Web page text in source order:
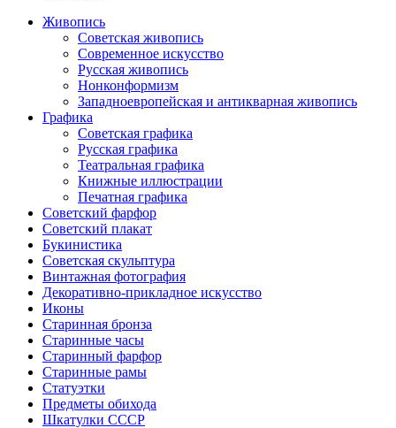
Живопись
Советская живопись
Современное искусство
Русская живопись
Нонконформизм
Западноевропейская и антикварная живопись
Графика
Советская графика
Русская графика
Театральная графика
Книжные иллюстрации
Печатная графика
Советский фарфор
Советский плакат
Букинистика
Советская скульптура
Винтажная фотография
Декоративно-прикладное искусство
Иконы
Старинная бронза
Старинные часы
Старинный фарфор
Старинные рамы
Статуэтки
Предметы обихода
Шкатулки СССР